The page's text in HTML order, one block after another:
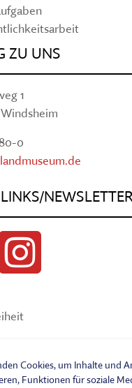
ZU UNS
1
0
Cookies, um Inhalte und
Funktionen für soziale